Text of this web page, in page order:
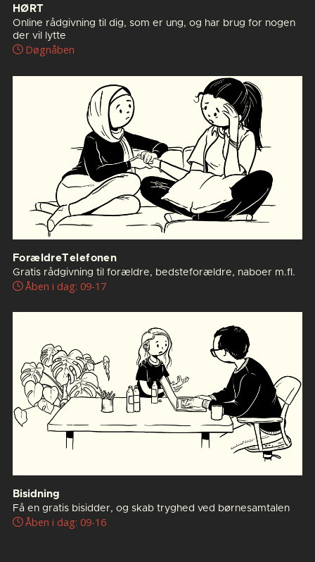
HØRT
Online rådgivning til dig, som er ung, og har brug for nogen
der vil lytte
Døgnåben
ForældreTelefonen
Gratis rådgivning til forældre, bedsteforældre, naboer m.fl.
Åben i dag: 09-17
Bisidning
Få en gratis bisidder, og skab tryghed ved børnesamtalen
Åben i dag: 09-16